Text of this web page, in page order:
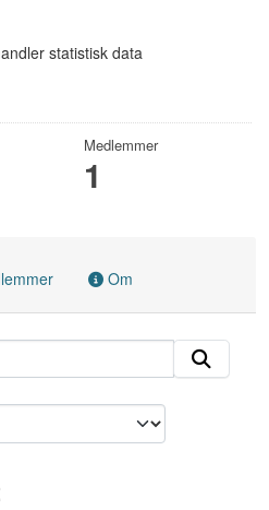
statistisk data
Medlemmer
1
Om